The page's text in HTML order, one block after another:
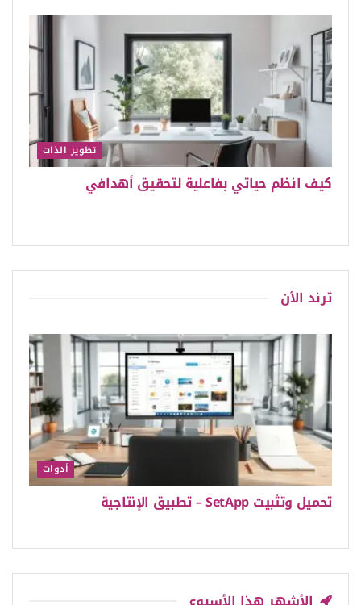
تطوير الذات
كيف انظم حياتي بفاعلية لتحقيق أهدافي
ترند الٱن
أدوات
تحميل وتثبيت SetApp – تطبيق الإنتاجية